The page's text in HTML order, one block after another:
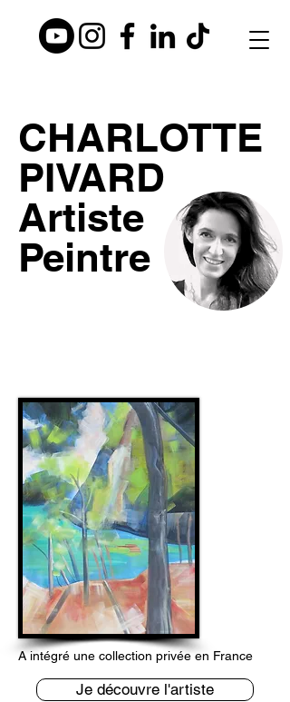
CHARLOTTE
PIVARD
Artiste
Peintre
A intégré une collection privée en France
Je découvre l'artiste